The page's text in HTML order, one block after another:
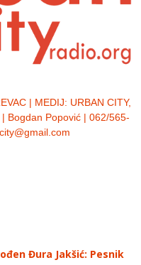
| MEDIJ: URBAN CITY,
Bogdan Popović | 062/565-
Đura Jakšić: Pesnik